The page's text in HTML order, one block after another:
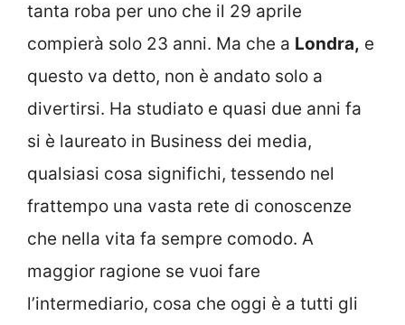
tanta roba per uno che il 29 aprile
compierà solo 23 anni. Ma che a Londra, e
questo va detto, non è andato solo a
divertirsi. Ha studiato e quasi due anni fa
si è laureato in Business dei media,
qualsiasi cosa significhi, tessendo nel
frattempo una vasta rete di conoscenze
che nella vita fa sempre comodo. A
maggior ragione se vuoi fare
l’intermediario, cosa che oggi è a tutti gli